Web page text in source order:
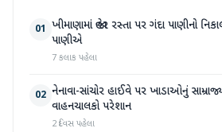
01 ખીમાણામાં જાહેર રસ્તા પર ગંદા પાણીનો
પાણીએ
7 કલાક પહેલા
02 નેનાવા-સાંચોર હાઈવે પર ખાડાઓનું
વાહનચાલકો પરેશાન
2 દિવસ પહેલા